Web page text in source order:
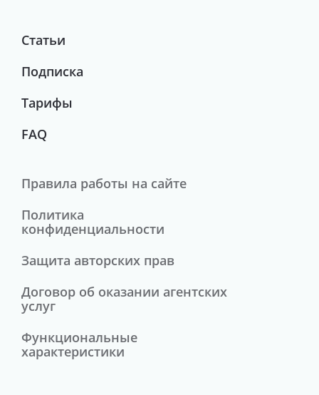
Статьи
Подписка
Тарифы
FAQ
Правила работы на сайте
Политика
конфиденциальности
Защита авторских прав
Договор об оказании агентских
услуг
Функциональные
характеристики